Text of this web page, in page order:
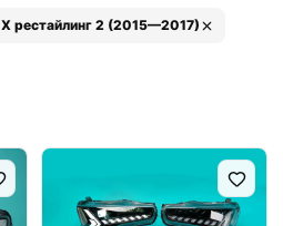
X рестайлинг 2 (2015—2017)